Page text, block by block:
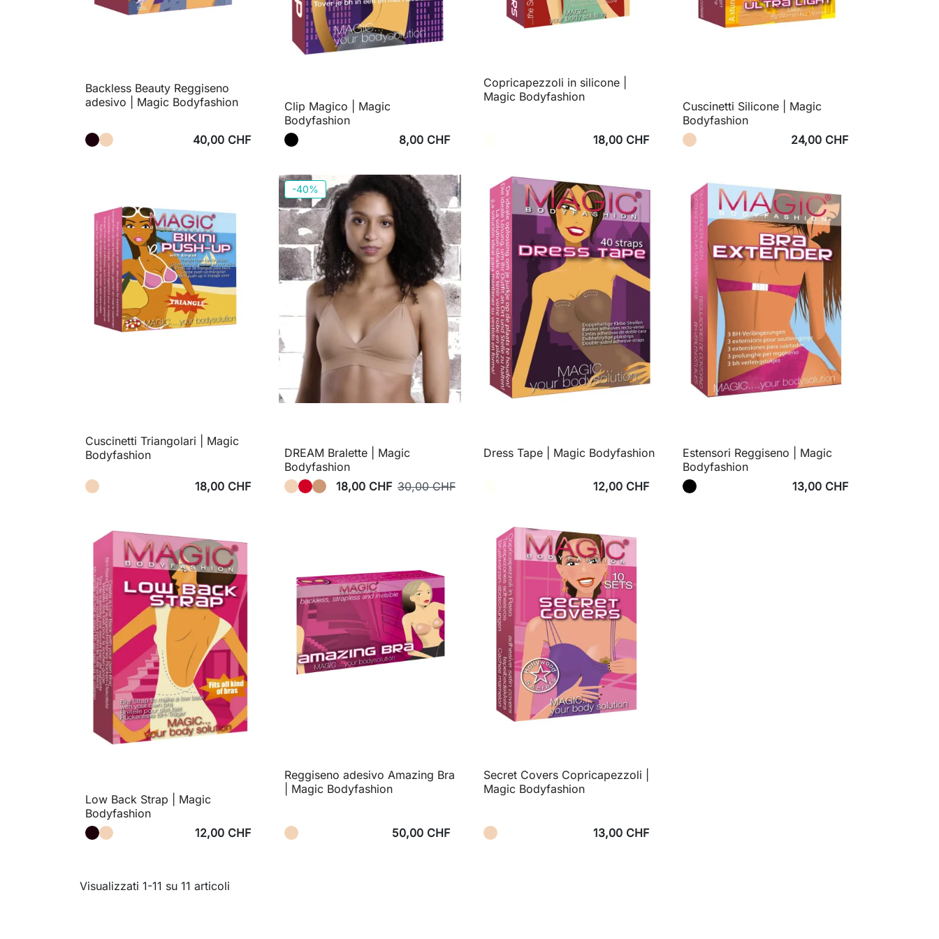
Backless Beauty Reggiseno
adesivo | Magic Bodyfashion
40,00 CHF
Clip Magico | Magic
Bodyfashion
8,00 CHF
Copricapezzoli in silicone |
Magic Bodyfashion
18,00 CHF
Cuscinetti Silicone | Magic
Bodyfashion
24,00 CHF
Cuscinetti Triangolari | Magic
Bodyfashion
18,00 CHF
-40%
DREAM Bralette | Magic
Bodyfashion
18,00 CHF 30,00 CHF
Dress Tape | Magic Bodyfashion
12,00 CHF
Estensori Reggiseno | Magic
Bodyfashion
13,00 CHF
Low Back Strap | Magic
Bodyfashion
12,00 CHF
Reggiseno adesivo Amazing Bra
| Magic Bodyfashion
50,00 CHF
Secret Covers Copricapezzoli |
Magic Bodyfashion
13,00 CHF
Visualizzati 1-11 su 11 articoli